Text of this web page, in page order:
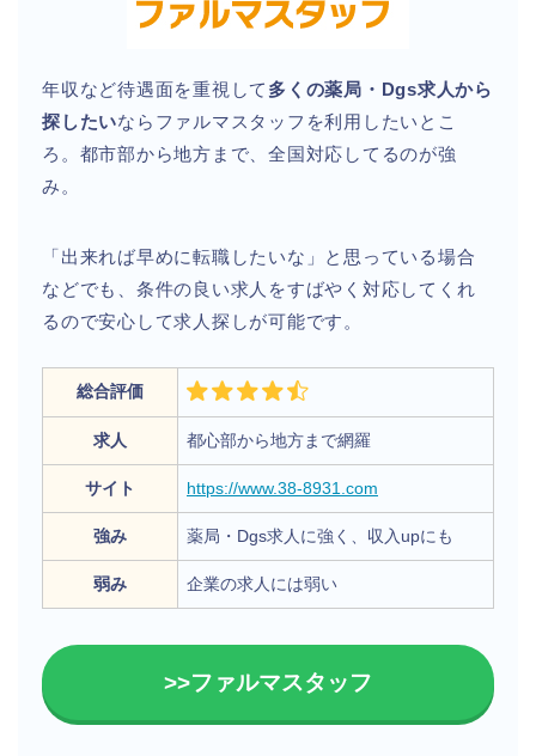
年収など待遇面を重視して 多くの薬局・Dgs求人から
探したいならファルマスタッフを利用したいとこ
ろ。都市部から地方まで、全国対応してるのが強
み。
「出来れば早めに転職したいな」と思っている場合
などでも、条件の良い求人をすばやく対応してくれ
るので安心して求人探しが可能です。
総合評価
求人 都心部から地方まで網羅
サイト https://www.38-8931.com
強み 薬局・Dgs求人に強く、収入upにも
弱み 企業の求人には弱い
>>ファルマスタッフ